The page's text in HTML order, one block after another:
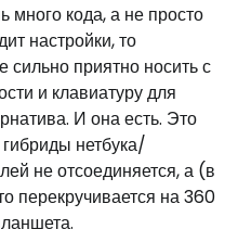
много кода, а не просто
настройки, то
сильно приятно носить с
и клавиатуру для
И она есть. Это
нетбука/
не отсоединяется, а (в
перекручивается на 360